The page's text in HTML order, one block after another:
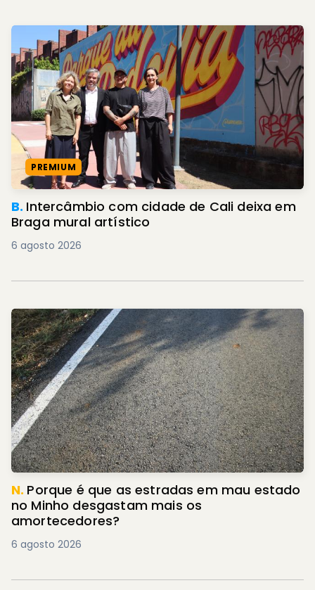
PREMIUM
B. Intercâmbio com cidade de Cali deixa em
Braga mural artístico
6 agosto 2026
N. Porque é que as estradas em mau estado
no Minho desgastam mais os
amortecedores?
6 agosto 2026